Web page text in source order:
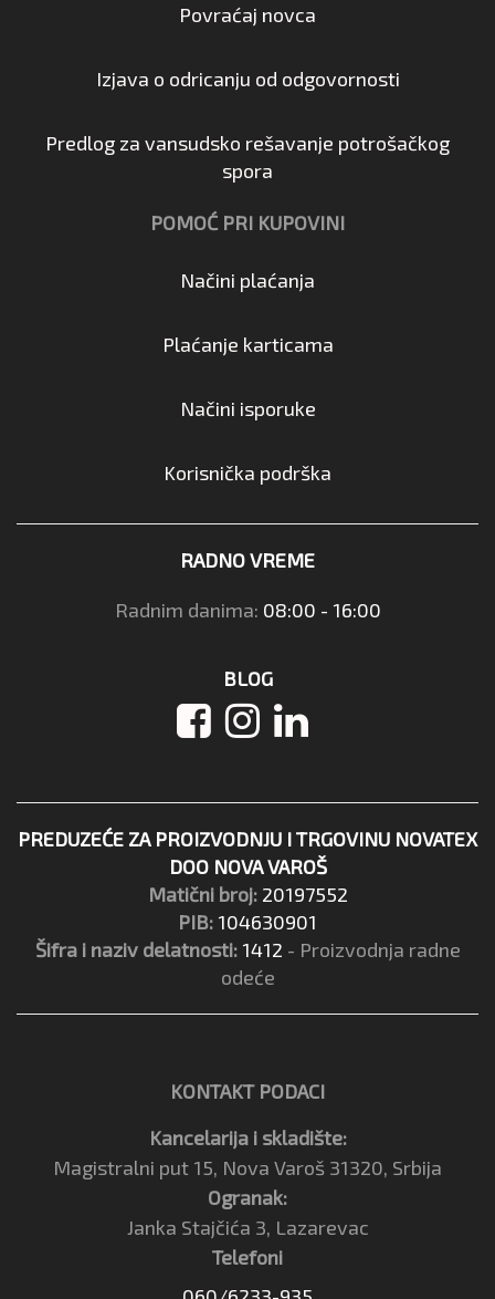
Povraćaj novca
Izjava o odricanju od odgovornosti
Predlog za vansudsko rešavanje potrošačkog
spora
POMOĆ PRI KUPOVINI
Načini plaćanja
Plaćanje karticama
Načini isporuke
Korisnička podrška
RADNO VREME
Radnim danima: 08:00 - 16:00
BLOG
PREDUZEĆE ZA PROIZVODNJU I TRGOVINU NOVATEX
DOO NOVA VAROŠ
Matični broj: 20197552
PIB: 104630901
Šifra i naziv delatnosti: 1412 - Proizvodnja radne
odeće
KONTAKT PODACI
Kancelarija i skladište:
Magistralni put 15, Nova Varoš 31320, Srbija
Ogranak:
Janka Stajčića 3, Lazarevac
Telefoni